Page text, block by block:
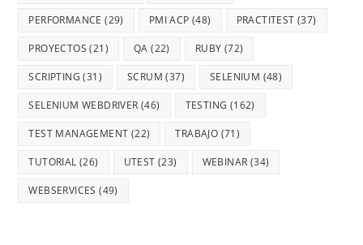
PERFORMANCE (29) PMI ACP (48) PRACTITEST (37)
PROYECTOS (21) QA (22) RUBY (72)
SCRIPTING (31) SCRUM (37) SELENIUM (48)
SELENIUM WEBDRIVER (46) TESTING (162)
TEST MANAGEMENT (22) TRABAJO (71)
TUTORIAL (26) UTEST (23) WEBINAR (34)
WEBSERVICES (49)